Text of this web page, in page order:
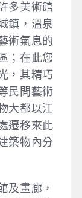
多美術館
鎮，溫泉
術氣息的
；在此您
，其精巧
民間藝術
大都以江
遷移來此
築物內分
及畫廊，